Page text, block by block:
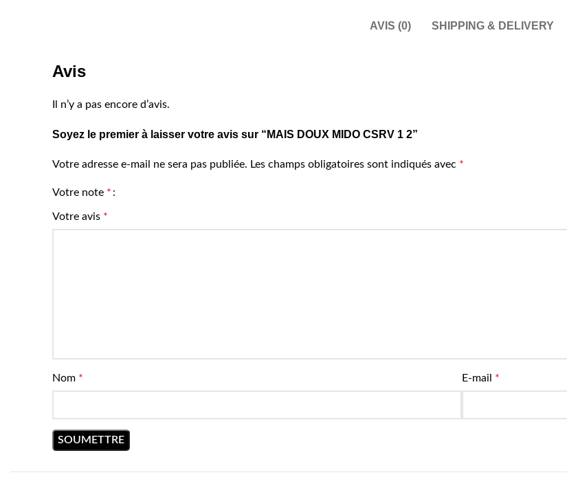
AVIS (0) SHIPPING & DELIVERY
Avis
Il n’y a pas encore d’avis.
Soyez le premier à laisser votre avis sur “MAIS DOUX MIDO CSRV 1 2”
Votre adresse e-mail ne sera pas publiée. Les champs obligatoires sont indiqués avec *
Votre note *
Votre avis *
Nom * E-mail *